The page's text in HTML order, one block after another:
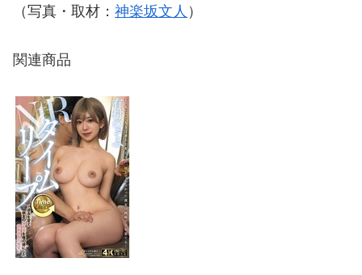
（写真・取材： 神楽坂文人 ）
関連商品